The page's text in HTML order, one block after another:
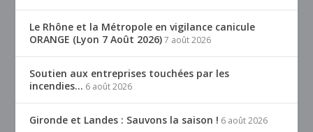
Le Rhône et la Métropole en vigilance canicule
ORANGE (Lyon 7 Août 2026) 7 août 2026
Soutien aux entreprises touchées par les
incendies… 6 août 2026
Gironde et Landes : Sauvons la saison ! 6 août 2026